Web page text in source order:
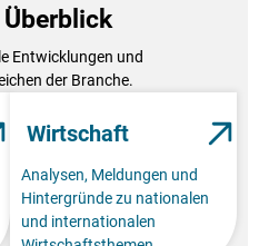
Entwicklungen und
der Branche.
Wirtschaft
Analysen, Meldungen und
Hintergründe zu nationalen
und internationalen